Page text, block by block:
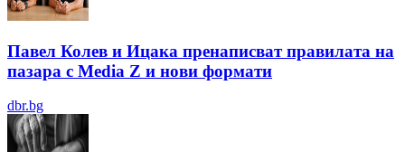
Павел Колев и Ицака пренаписват правилата на
пазара с Media Z и нови формати
dbr.bg